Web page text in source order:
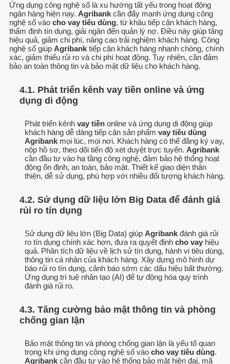
Ứng dụng công nghệ số là xu hướng tất yếu trong hoạt động
ngân hàng hiện nay. Agribank cần đẩy mạnh ứng dụng công
nghệ số vào cho vay tiêu dùng, từ khâu tiếp cận khách hàng,
thẩm định tín dụng, giải ngân đến quản lý nợ. Điều này giúp tăng
hiệu quả, giảm chi phí, nâng cao trải nghiệm khách hàng. Công
nghệ số giúp Agribank tiếp cận khách hàng nhanh chóng, chính
xác, giảm thiểu rủi ro và chi phí hoạt động. Tuy nhiên, cần đảm
bảo an toàn thông tin và bảo mật dữ liệu cho khách hàng.
4.1. Phát triển kênh vay tiền online và ứng
dụng di động
Phát triển kênh vay tiền online và ứng dụng di động giúp
khách hàng dễ dàng tiếp cận sản phẩm vay tiêu dùng
Agribank mọi lúc, mọi nơi. Khách hàng có thể đăng ký vay,
nộp hồ sơ, theo dõi tiến độ xét duyệt trực tuyến. Agribank
cần đầu tư vào hạ tầng công nghệ, đảm bảo hệ thống hoạt
động ổn định, an toàn, bảo mật. Thiết kế giao diện thân
thiện, dễ sử dụng, phù hợp với nhiều đối tượng khách hàng.
4.2. Sử dụng dữ liệu lớn Big Data để đánh giá
rủi ro tín dụng
Sử dụng dữ liệu lớn (Big Data) giúp Agribank đánh giá rủi
ro tín dụng chính xác hơn, đưa ra quyết định cho vay hiệu
quả. Phân tích dữ liệu về lịch sử tín dụng, hành vi tiêu dùng,
thông tin cá nhân của khách hàng. Xây dựng mô hình dự
báo rủi ro tín dụng, cảnh báo sớm các dấu hiệu bất thường.
Ứng dụng trí tuệ nhân tạo (AI) để tự động hóa quy trình
đánh giá rủi ro.
4.3. Tăng cường bảo mật thông tin và phòng
chống gian lận
Bảo mật thông tin và phòng chống gian lận là yếu tố quan
trọng khi ứng dụng công nghệ số vào cho vay tiêu dùng.
Agribank cần đầu tư vào hệ thống bảo mật hiện đại, mã